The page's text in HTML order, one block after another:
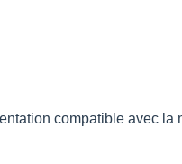
compatible avec